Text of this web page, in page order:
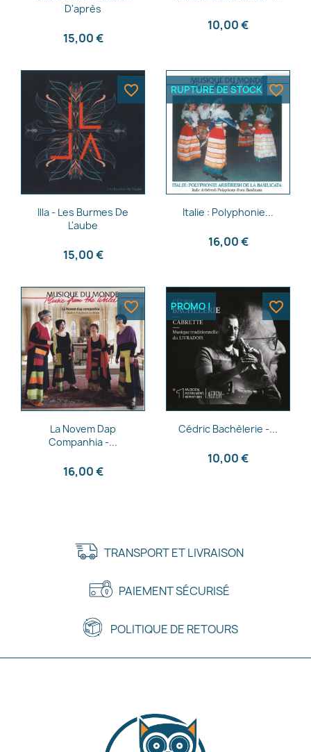
D'après
15,00 €
10,00 €
 Aperçu rapide
Illa - Les Burmes De
L'aube
15,00 €
favorite_border
Aperçu rapide
Italie : Polyphonie...
16,00 €
RUPTURE DE STOCK favorite_border
 Aperçu rapide
La Novem Dap
Companhia -...
16,00 €
favorite_border
Aperçu rapide
Cédric Bachèlerie -...
10,00 €
PROMO ! favorite_border
TRANSPORT ET LIVRAISON
PAIEMENT SÉCURISÉ
POLITIQUE DE RETOURS